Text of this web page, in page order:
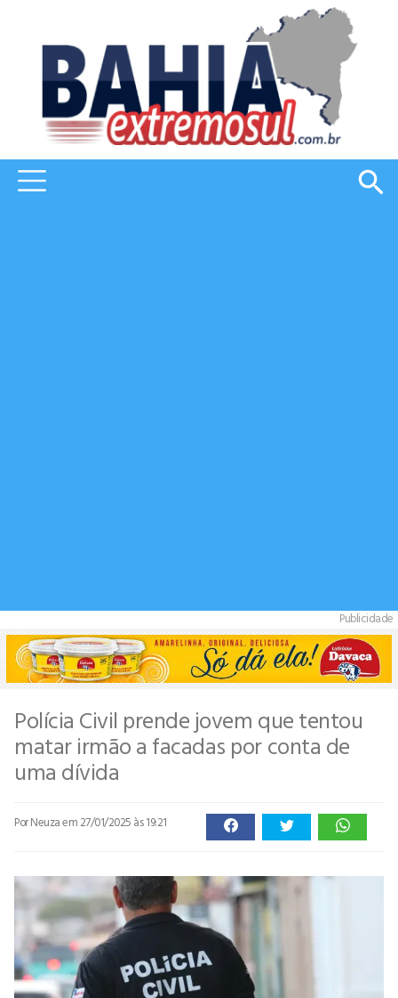
Publicidade
Polícia Civil prende jovem que tentou
matar irmão a facadas por conta de
uma dívida
Por Neuzaem 27/01/2025 às 19:21